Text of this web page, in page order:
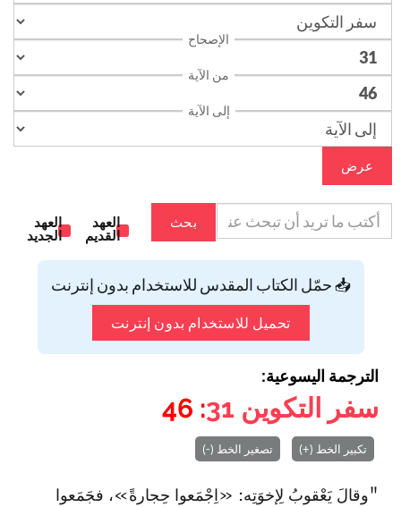
الإصحاح
من الآية
إلى الآية
عرض
بحث
العهد
القديم
العهد
الجديد
📥 حمّل الكتاب المقدس للاستخدام بدون إنترنت
تحميل للاستخدام بدون إنترنت
الترجمة اليسوعية:
سفر التكوين 31
: 46
تكبير الخط (+) تصغير الخط (-)
"وقالَ يَعْقوبُ لِإخوَتِه: «اِجْمَعوا حِجارةً»، فجَمَعوا